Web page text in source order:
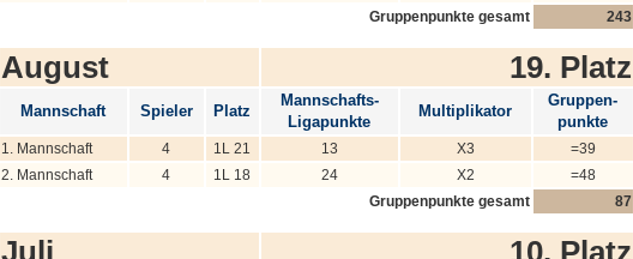
Gruppenpunkte gesamt
243
August 19. Platz
Mannschaft Spieler Platz
Mannschafts-
Ligapunkte
Multiplikator
Gruppen-
punkte
1. Mannschaft 4 1L 21 13 X3
=39
2. Mannschaft
4 1L 18 24 X2
=48
Gruppenpunkte gesamt
87
Juli 10. Platz